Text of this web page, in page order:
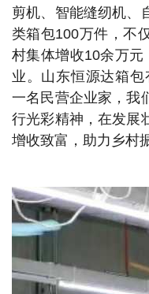
剪机、智能缝纫机、
类箱包100万件，不
村集体增收10余万
业。山东恒源达箱
一名民营企业家，我
行光彩精神，在发展
增收致富，助力乡村